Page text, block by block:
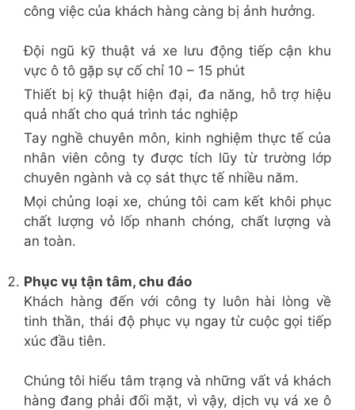
công việc của khách hàng càng bị ảnh hưởng.
Đội ngũ kỹ thuật vá xe lưu động tiếp cận khu
vực ô tô gặp sự cố chỉ 10 – 15 phút
Thiết bị kỹ thuật hiện đại, đa năng, hỗ trợ hiệu
quả nhất cho quá trình tác nghiệp
Tay nghề chuyên môn, kinh nghiệm thực tế của
nhân viên công ty được tích lũy từ trường lớp
chuyên ngành và cọ sát thực tế nhiều năm.
Mọi chủng loại xe, chúng tôi cam kết khôi phục
chất lượng vỏ lốp nhanh chóng, chất lượng và
an toàn.
Phục vụ tận tâm, chu đáo
Khách hàng đến với công ty luôn hài lòng về
tinh thần, thái độ phục vụ ngay từ cuộc gọi tiếp
xúc đầu tiên.
Chúng tôi hiểu tâm trạng và những vất vả khách
hàng đang phải đối mặt, vì vậy, dịch vụ vá xe ô